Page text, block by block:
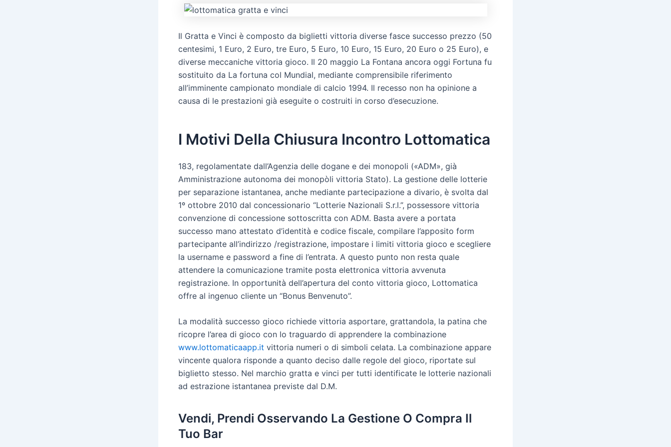
Il Gratta e Vinci è composto da biglietti vittoria diverse fasce successo prezzo (50
centesimi, 1 Euro, 2 Euro, tre Euro, 5 Euro, 10 Euro, 15 Euro, 20 Euro o 25 Euro), e
diverse meccaniche vittoria gioco. Il 20 maggio La Fontana ancora oggi Fortuna fu
sostituito da La fortuna col Mundial, mediante comprensibile riferimento
all’imminente campionato mondiale di calcio 1994. Il recesso non ha opinione a
causa di le prestazioni già eseguite o costruiti in corso d’esecuzione.
I Motivi Della Chiusura Incontro Lottomatica
183, regolamentate dall’Agenzia delle dogane e dei monopoli («ADM», già
Amministrazione autonoma dei monopòli vittoria Stato). La gestione delle lotterie
per separazione istantanea, anche mediante partecipazione a divario, è svolta dal
1º ottobre 2010 dal concessionario “Lotterie Nazionali S.r.l.”, possessore vittoria
convenzione di concessione sottoscritta con ADM. Basta avere a portata
successo mano attestato d’identità e codice fiscale, compilare l’apposito form
partecipante all’indirizzo /registrazione, impostare i limiti vittoria gioco e scegliere
la username e password a fine di l’entrata. A questo punto non resta quale
attendere la comunicazione tramite posta elettronica vittoria avvenuta
registrazione. In opportunità dell’apertura del conto vittoria gioco, Lottomatica
offre al ingenuo cliente un “Bonus Benvenuto”.
La modalità successo gioco richiede vittoria asportare, grattandola, la patina che
ricopre l’area di gioco con lo traguardo di apprendere la combinazione
www.lottomaticaapp.it vittoria numeri o di simboli celata. La combinazione appare
vincente qualora risponde a quanto deciso dalle regole del gioco, riportate sul
biglietto stesso. Nel marchio gratta e vinci per tutti identificate le lotterie nazionali
ad estrazione istantanea previste dal D.M.
Vendi, Prendi Osservando La Gestione O Compra Il
Tuo Bar